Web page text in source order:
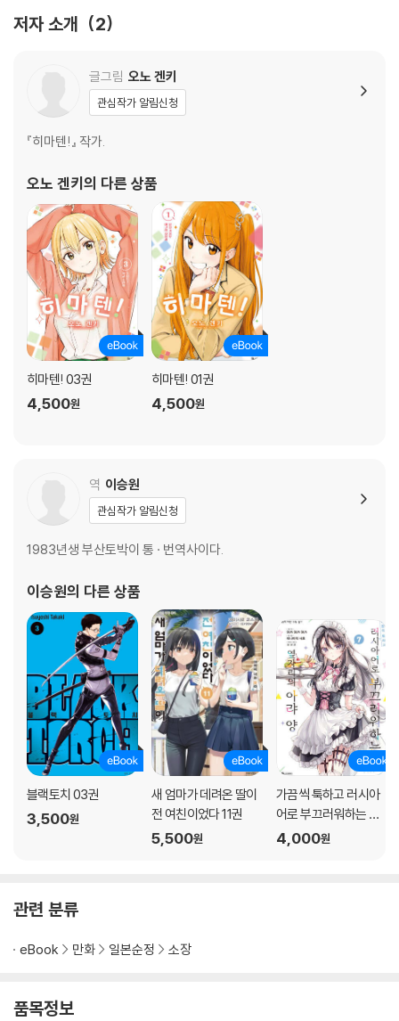
저자 소개 2
글그림 오노 겐키
관심작가 알림신청
『히마텐!』 작가.
오노 겐키 의 다른 상품
히마텐! 03권
4,500원
히마텐! 01권
4,500원
역 이승원
관심작가 알림신청
1983년생 부산토박이 통 · 번역사이다.
이승원의 다른 상품
블랙토치 03권
3,500원
새 엄마가 데려온 딸이
전 여친이었다 11권
5,500원
가끔씩 툭하고 러시아
어로 부끄러워하는 옆
자리의 아랴 양 (코믹)
4,000원
관련 분류
eBook 만화 일본순정 소장
품목정보